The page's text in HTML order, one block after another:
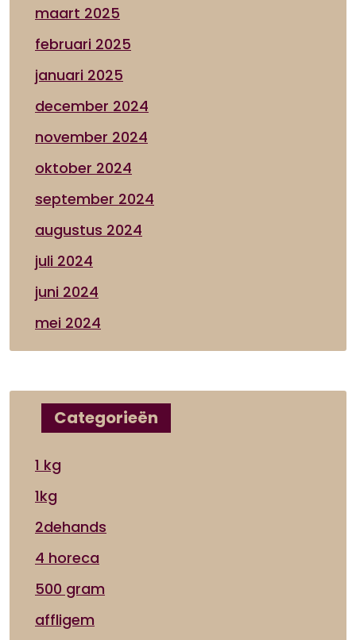
maart 2025
februari 2025
januari 2025
december 2024
november 2024
oktober 2024
september 2024
augustus 2024
juli 2024
juni 2024
mei 2024
Categorieën
1 kg
1kg
2dehands
4 horeca
500 gram
affligem